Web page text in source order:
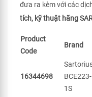
đưa ra kèm với các
tích, kỹ thuật hãng
Product
Code
Brand
16344698
BCE223-
1S